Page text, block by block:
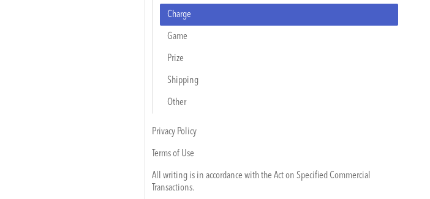
Charge
Game
Prize
Shipping
Other
Privacy Policy
Terms of Use
All writing is in accordance with the Act on Specified Commercial
Transactions.